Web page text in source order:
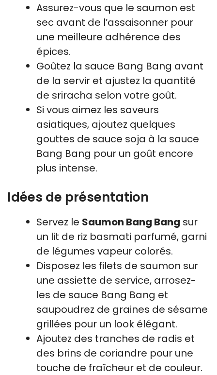
Assurez-vous que le saumon est
sec avant de l’assaisonner pour
une meilleure adhérence des
épices.
Goûtez la sauce Bang Bang avant
de la servir et ajustez la quantité
de sriracha selon votre goût.
Si vous aimez les saveurs
asiatiques, ajoutez quelques
gouttes de sauce soja à la sauce
Bang Bang pour un goût encore
plus intense.
Idées de présentation
Servez le Saumon Bang Bang sur
un lit de riz basmati parfumé, garni
de légumes vapeur colorés.
Disposez les filets de saumon sur
une assiette de service, arrosez-
les de sauce Bang Bang et
saupoudrez de graines de sésame
grillées pour un look élégant.
Ajoutez des tranches de radis et
des brins de coriandre pour une
touche de fraîcheur et de couleur.